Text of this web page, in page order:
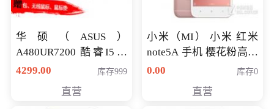
华硕（ASUS）
A480UR7200 酷睿I5超
薄学生办公游戏独显笔
NV930-2G独
4299.00 库存999
直营
小米（MI） 小米 红米
note5A 手机 樱花粉高配
版 全网通(3G+32G)
0.00 库存0
直营